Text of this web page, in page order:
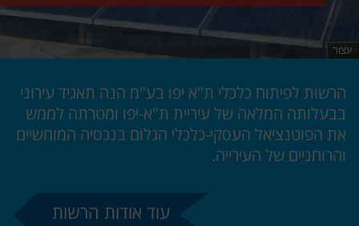
עצור
הרשות לפיתוח כלכלי ת"א יפו בע"מ הנה תאגיד עירוני
בבעלותה המלאה של עיריית ת"א-יפו ומטרתה לממש
את הפוטנציאל העסקי-כלכלי הגלום בנכסיה המוחשיים
והרוחניים של העירייה.
עוד אודות הרשות